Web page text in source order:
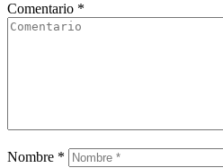
Comentario *
Nombre *